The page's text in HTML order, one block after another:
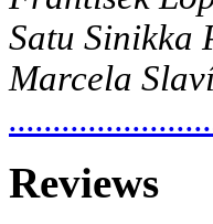
Satu Sinikka
Marcela
Reviews